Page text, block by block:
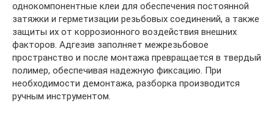
однокомпонентные клеи для обеспечения постоянной
затяжки и герметизации резьбовых соединений, а также
защиты их от коррозионного воздействия внешних
факторов. Адгезив заполняет межрезьбовое
пространство и после монтажа превращается в твердый
полимер, обеспечивая надежную фиксацию. При
необходимости демонтажа, разборка производится
ручным инструментом.